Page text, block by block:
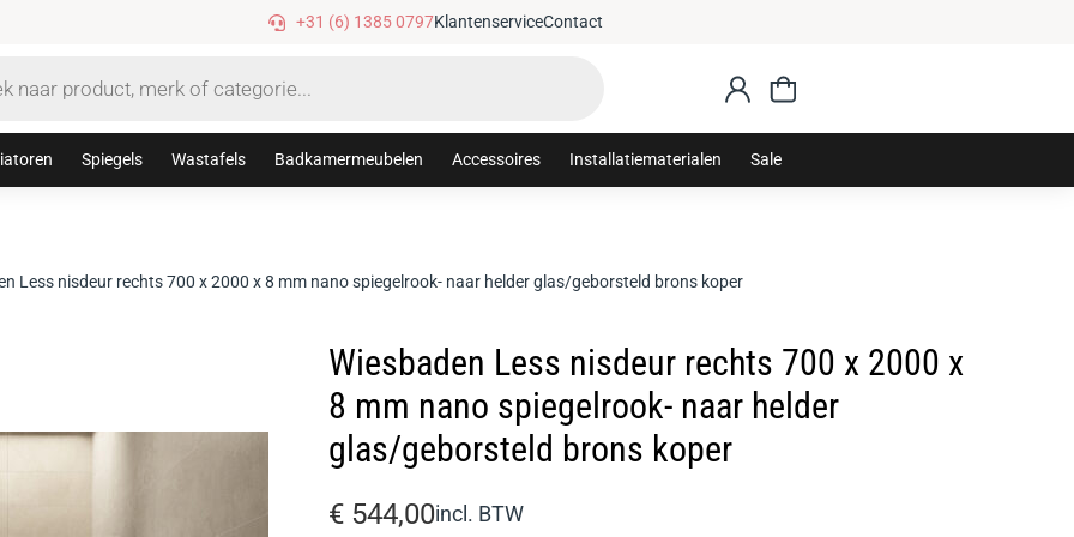
Gratis verzending vanaf €75,-
+31 (6) 1385 0797KlantenserviceContact
Spiegels Wastafels Badkamermeubelen Accessoires Installatiematerialen Sale
Less nisdeur rechts 700 x 2000 x 8 mm nano spiegelrook- naar helder glas/geborsteld brons koper
Wiesbaden Less nisdeur rechts 700 x 2000 x
8 mm nano spiegelrook- naar helder
glas/geborsteld brons koper
€ 544,00incl. BTW